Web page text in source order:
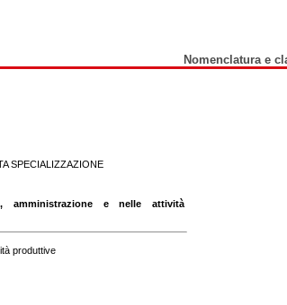
Nomenclatura e
SPECIALIZZAZIONE
amministrazione e nelle attività
produttive